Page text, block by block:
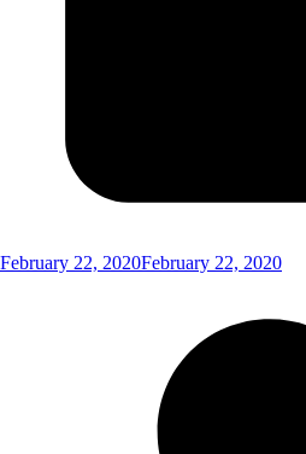
February 22, 2020February 22, 2020